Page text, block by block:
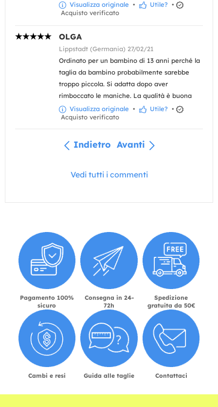
Visualizza originale • Utile? •
Acquisto verificato
OLGA
Lippstadt (Germania) 27/02/21
Ordinato per un bambino di 13 anni perché la
taglia da bambino probabilmente sarebbe
troppo piccola. Si adatta dopo aver
rimboccato le maniche. La qualità è buona
Visualizza originale • Utile? •
Acquisto verificato
Indietro Avanti
Vedi tutti i commenti
Pagamento 100%
sicuro
Consegna in 24-
72h
Spedizione
gratuita da 50€
Cambi e resi Guida alle taglie Contattaci